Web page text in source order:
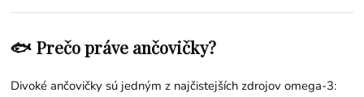
🐟 Prečo práve ančovičky?
Divoké ančovičky sú jedným z najčistejších zdrojov omega-3: